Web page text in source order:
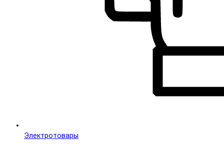
Электротовары